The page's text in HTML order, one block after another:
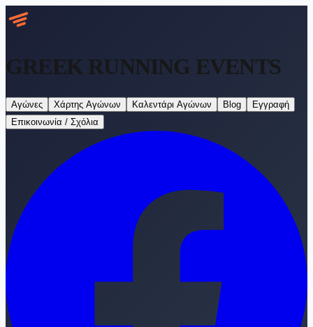
GREEK RUNNING EVENTS
Αγώνες Χάρτης Αγώνων Καλεντάρι Αγώνων Blog
Εγγραφή
Επικοινωνία / Σχόλια